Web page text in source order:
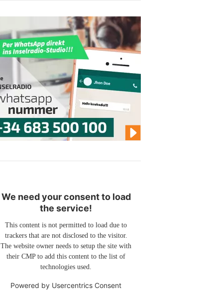
We need your consent to load
the service!
This content is not permitted to load due to
trackers that are not disclosed to the visitor.
The website owner needs to setup the site with
their CMP to add this content to the list of
technologies used.
Powered by Usercentrics Consent